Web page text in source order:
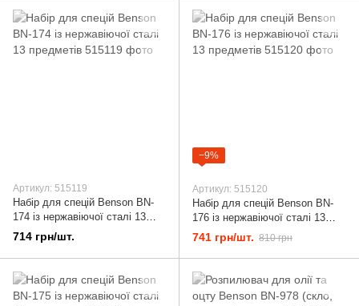
Артикул: 515119
Набір для спецій Benson BN-
174 із нержавіючої сталі 13
предметів
714 грн/шт.
−9%
Артикул: 515120
Набір для спецій Benson BN-
176 із нержавіючої сталі 13
предметів
741 грн/шт. 810 грн